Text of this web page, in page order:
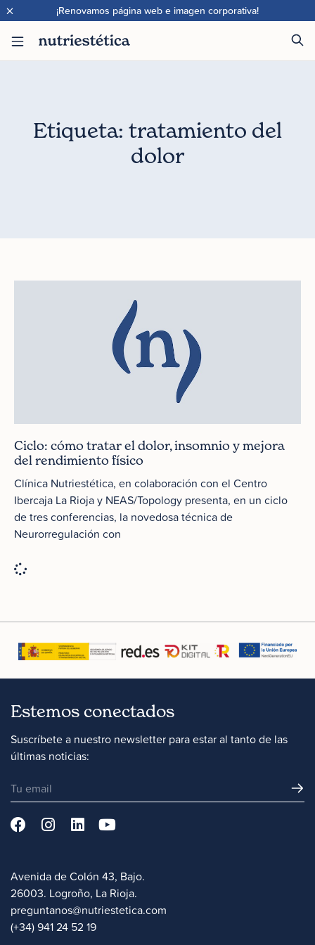
¡Renovamos página web e imagen corporativa!
×
Etiqueta: tratamiento del
dolor
Ciclo: cómo tratar el dolor, insomnio y mejora
del rendimiento físico
Clínica Nutriestética, en colaboración con el Centro
Ibercaja La Rioja y NEAS/Topology presenta, en un ciclo
de tres conferencias, la novedosa técnica de
Neurorregulación con
Estemos conectados
Suscríbete a nuestro newsletter para estar al tanto de las
últimas noticias:
Avenida de Colón 43, Bajo.
26003. Logroño, La Rioja.
preguntanos@nutriestetica.com
(+34) 941 24 52 19